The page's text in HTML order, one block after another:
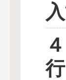
行